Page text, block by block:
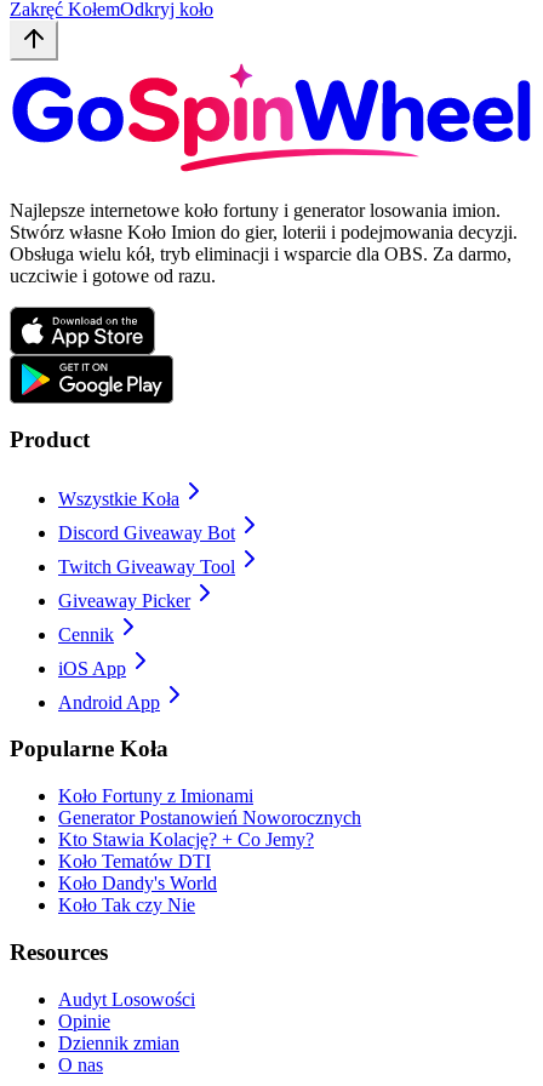
Zakręć KołemOdkryj koło
Najlepsze internetowe koło fortuny i generator losowania imion.
Stwórz własne Koło Imion do gier, loterii i podejmowania decyzji.
Obsługa wielu kół, tryb eliminacji i wsparcie dla OBS. Za darmo,
uczciwie i gotowe od razu.
Product
Wszystkie Koła
Discord Giveaway Bot
Twitch Giveaway Tool
Giveaway Picker
Cennik
iOS App
Android App
Popularne Koła
Koło Fortuny z Imionami
Generator Postanowień Noworocznych
Kto Stawia Kolację? + Co Jemy?
Koło Tematów DTI
Koło Dandy's World
Koło Tak czy Nie
Resources
Audyt Losowości
Opinie
Dziennik zmian
O nas